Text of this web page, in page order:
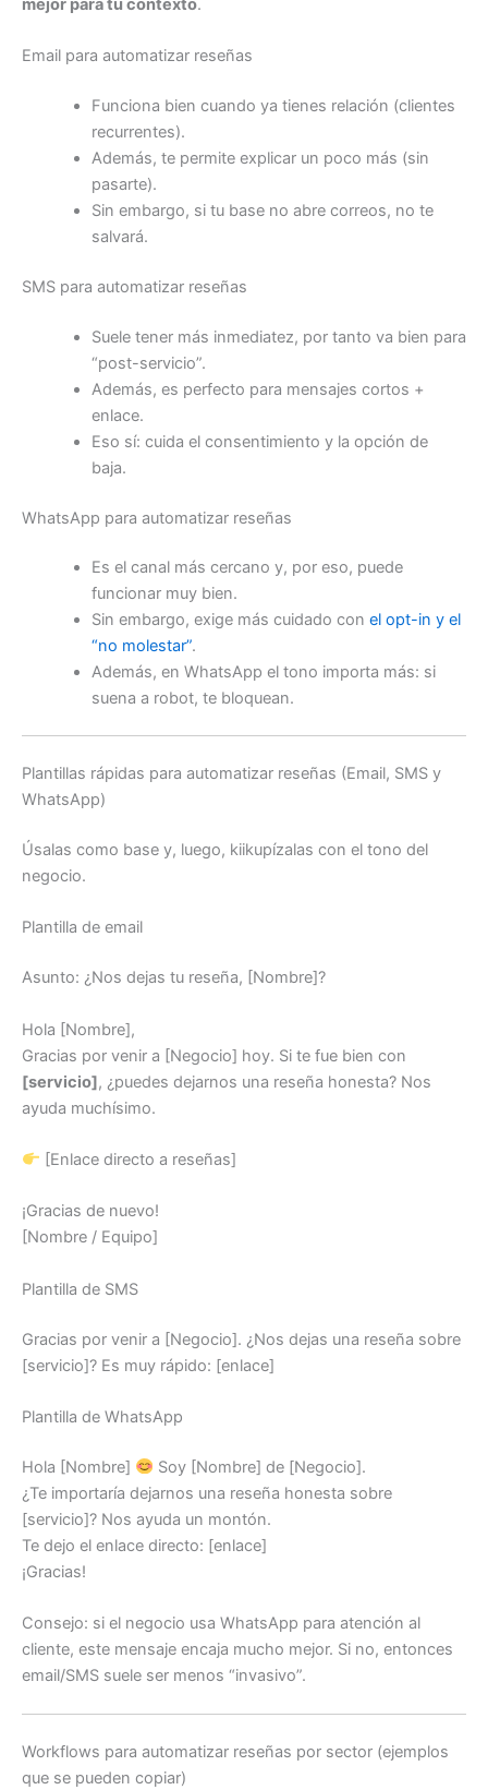
mejor para tu contexto.
Email para automatizar reseñas
Funciona bien cuando ya tienes relación (clientes
recurrentes).
Además, te permite explicar un poco más (sin
pasarte).
Sin embargo, si tu base no abre correos, no te
salvará.
SMS para automatizar reseñas
Suele tener más inmediatez, por tanto va bien para
“post-servicio”.
Además, es perfecto para mensajes cortos +
enlace.
Eso sí: cuida el consentimiento y la opción de
baja.
WhatsApp para automatizar reseñas
Es el canal más cercano y, por eso, puede
funcionar muy bien.
Sin embargo, exige más cuidado con el opt-in y el
“no molestar”.
Además, en WhatsApp el tono importa más: si
suena a robot, te bloquean.
Plantillas rápidas para automatizar reseñas (Email, SMS y
WhatsApp)
Úsalas como base y, luego, kiikupízalas con el tono del
negocio.
Plantilla de email
Asunto: ¿Nos dejas tu reseña, [Nombre]?
Hola [Nombre],
Gracias por venir a [Negocio] hoy. Si te fue bien con
[servicio], ¿puedes dejarnos una reseña honesta? Nos
ayuda muchísimo.
[Enlace directo a reseñas]
¡Gracias de nuevo!
[Nombre / Equipo]
Plantilla de SMS
Gracias por venir a [Negocio]. ¿Nos dejas una reseña sobre
[servicio]? Es muy rápido: [enlace]
Plantilla de WhatsApp
Hola [Nombre]
Soy [Nombre] de [Negocio].
¿Te importaría dejarnos una reseña honesta sobre
[servicio]? Nos ayuda un montón.
Te dejo el enlace directo: [enlace]
¡Gracias!
Consejo: si el negocio usa WhatsApp para atención al
cliente, este mensaje encaja mucho mejor. Si no, entonces
email/SMS suele ser menos “invasivo”.
Workflows para automatizar reseñas por sector (ejemplos
que se pueden copiar)